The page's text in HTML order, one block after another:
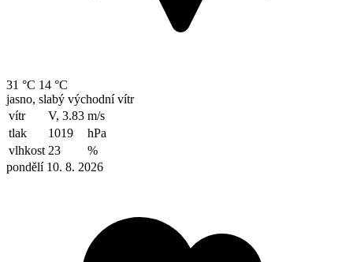
31 °C 14 °C
jasno, slabý východní vítr
vítr
V, 3.83 m/s
tlak
1019
hPa
vlhkost 23
%
pondělí 10. 8. 2026